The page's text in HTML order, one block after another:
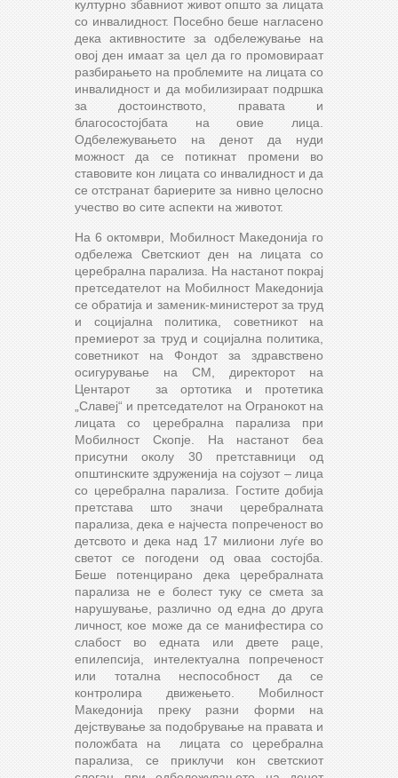
културно збавниот живот општо за лицата
со инвалидност. Посебно беше нагласено
дека активностите за одбележување на
овој ден имаат за цел да го промовираат
разбирањето на проблемите на лицата со
инвалидност и да мобилизираат подршка
за достоинството, правата и
благосостојбата на овие лица.
Одбележувањето на денот да нуди
можност да се потикнат промени во
ставовите кон лицата со инвалидност и да
се отстранат бариерите за нивно целосно
учество во сите аспекти на животот.
На 6 октомври, Мобилност Македонија го
одбележа Светскиот ден на лицата со
церебрална парализа. На настанот покрај
претседателот на Мобилност Македонија
се обратија и заменик-министерот за труд
и социјална политика, советникот на
премиерот за труд и социјална политика,
советникот на Фондот за здравствено
осигурување на СМ, директорот на
Центарот за ортотика и протетика
„Славеј“ и претседателот на Огранокот на
лицата со церебрална парализа при
Мобилност Скопје. На настанот беа
присутни околу 30 претставници од
општинските здруженија на сојузот – лица
со церебрална парализа. Гостите добија
претстава што значи церебралната
парализа, дека е најчеста попреченост во
детсвото и дека над 17 милиони луѓе во
светот се погодени од оваа состојба.
Беше потенцирано дека церебралната
парализа не е болест туку се смета за
нарушување, различно од една до друга
личност, кое може да се манифестира со
слабост во едната или двете раце,
епилепсија, интелектуална попреченост
или тотална неспособност да се
контролира движењето. Мобилност
Македонија преку разни форми на
дејствување за подобрување на правата и
положбата на лицата со церебрална
парализа, се приклучи кон светскиот